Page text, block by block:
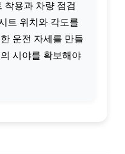
착용과 차량 점검
트 위치와 각도를
운전 자세를 만들
시야를 확보해야